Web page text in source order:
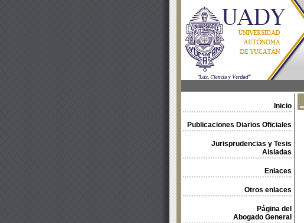
Inicio
Publicaciones Diarios Oficiales
Jurisprudencias y Tesis
Aisladas
Enlaces
Otros enlaces
Página del
Abogado General